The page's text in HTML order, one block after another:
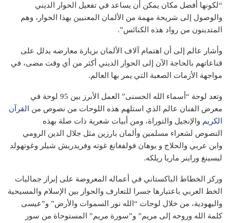
“لكونها أفضل مكان يمكن أن يساعد في تفعيل الحوار الديني
والوصول إلى شريحة مهمة من الألمان المعنيين بهذا الحوار، وهم
المتدينون من رواد هذه الكنائس”.
وأشار عالم إلى أن اهتمام آلاف الألمان بزيارة معارضه يدلل على
قناعاتهم بالحاجة الآن إلى الحوار الديني أكثر من أي وقت مضى، في
مواجهة الأزمات الصعبة التي يمر بها العالم.
وتعد لوحة “أسماء الله الحسنى” العمل الأبرز بين 95 لوحة في
معرض الفنان عالم الذي استلهم هذه اللوحات من نصوص من
القرآن
الكريم والإنجيل والتوراة، ومن أبيات شعرية ذات صلة بهذه
النصوص لشعراء مسلمين وألمان بارزين مثل جلال الدين الرومي
وابن عربي والحلاج و يوهان فولفغانغ غوته وفريدريش شيلر وغوتهولد
ليسينغ وراينر ماريا ريلكه.
وركز الخطاط الباكستاني في أعماله المعروضة على إبراز جماليات
الخط العربي باعتبارها جسرا للتعارف والحوار بين الإسلام والمسيحية
واليهودية، من خلال لوحات “الله نور السموات والأرض” و”عيسى
كلمة الله وروحه إلى مريم” و”سورة مريم” المستوحاة من سور